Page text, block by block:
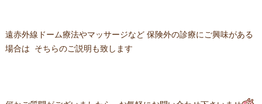
遠赤外線ドーム療法やマッサージなど 保険外の診療にご興味がある
場合は そちらのご説明も致します